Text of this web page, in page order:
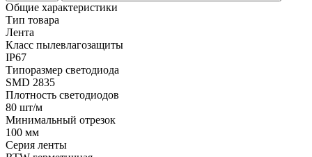
Общие характеристики
Тип товара
Лента
Класс пылевлагозащиты
IP67
Типоразмер светодиода
SMD 2835
Плотность светодиодов
80 шт/м
Минимальный отрезок
100 мм
Серия ленты